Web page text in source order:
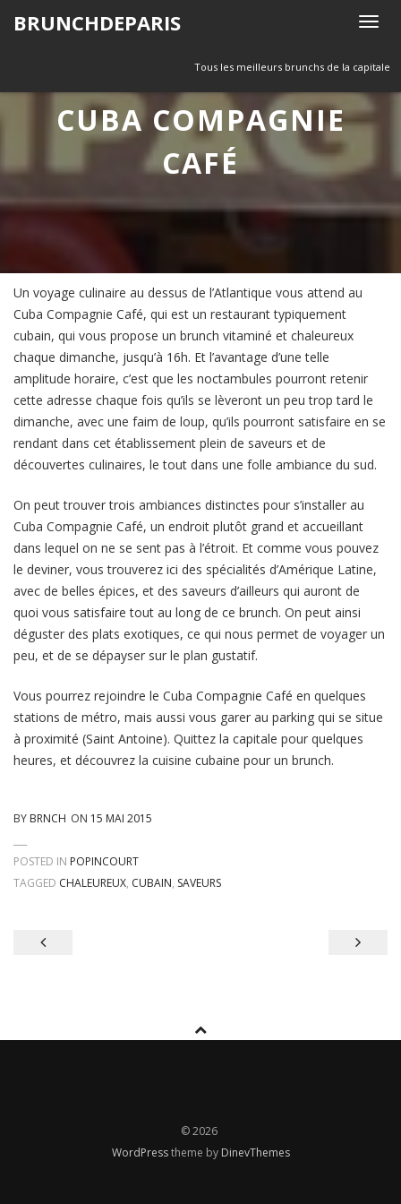
T
g
g
l
i
BRUNCHDEPARIS
Tous les meilleurs brunchs de la capitale
CUBA COMPAGNIE
CAFÉ
Un voyage culinaire au dessus de l’Atlantique vous attend au
Cuba Compagnie Café, qui est un restaurant typiquement
cubain, qui vous propose un brunch vitaminé et chaleureux
chaque dimanche, jusqu’à 16h. Et l’avantage d’une telle
amplitude horaire, c’est que les noctambules pourront retenir
cette adresse chaque fois qu’ils se lèveront un peu trop tard le
dimanche, avec une faim de loup, qu’ils pourront satisfaire en se
rendant dans cet établissement plein de saveurs et de
découvertes culinaires, le tout dans une folle ambiance du sud.
On peut trouver trois ambiances distinctes pour s’installer au
Cuba Compagnie Café, un endroit plutôt grand et accueillant
dans lequel on ne se sent pas à l’étroit. Et comme vous pouvez
le deviner, vous trouverez ici des spécialités d’Amérique Latine,
avec de belles épices, et des saveurs d’ailleurs qui auront de
quoi vous satisfaire tout au long de ce brunch. On peut ainsi
déguster des plats exotiques, ce qui nous permet de voyager un
peu, et de se dépayser sur le plan gustatif.
Vous pourrez rejoindre le Cuba Compagnie Café en quelques
stations de métro, mais aussi vous garer au parking qui se situe
à proximité (Saint Antoine). Quittez la capitale pour quelques
heures, et découvrez la cuisine cubaine pour un brunch.
BY BRNCH ON 15 MAI 2015
POSTED IN POPINCOURT
TAGGED CHALEUREUX, CUBAIN, SAVEURS
Navigation
© 2026
WordPresstheme by DinevThemes